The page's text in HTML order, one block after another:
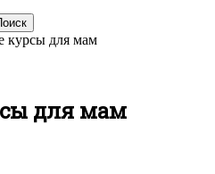
курсы для мам
для мам